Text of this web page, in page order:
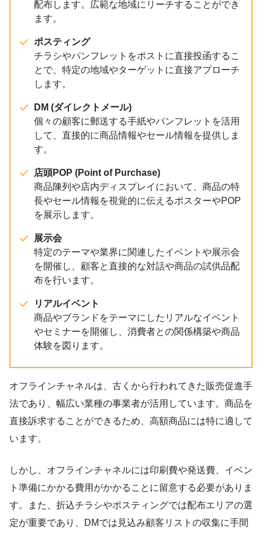
配布します。広範な地域にリーチすることができ
ます。
ポスティング
チラシやパンフレットをポストに直接投函するこ
とで、特定の地域やターゲットに直接アプローチ
します。
DM (ダイレクトメール)
個々の顧客に郵送する手紙やパンフレットを活用
して、直接的に商品情報やセール情報を提供しま
す。
店頭POP (Point of Purchase)
商品陳列や店内ディスプレイにおいて、商品の特
長やセール情報を視覚的に伝えるポスターやPOP
を展示します。
展示会
特定のテーマや業界に関連したイベントや展示会
を開催し、顧客と直接的な対話や商品の試供品配
布を行います。
リアルイベント
商品やブランドをテーマにしたリアルなイベント
やセミナーを開催し、消費者との関係構築や商品
体験を図ります。
オフラインチャネルは、古くから行われてきた販売促進手
法であり、幅広い業種の事業者が活用しています。商品を
直接訴求することができるため、高額商品には特に適して
います。
しかし、オフラインチャネルには印刷費や発送費、イベン
ト準備にかかる費用がかかることに留意する必要がありま
す。また、折込チラシやポスティングでは配布エリアの選
定が重要であり、DMでは見込み顧客リストの収集に手間